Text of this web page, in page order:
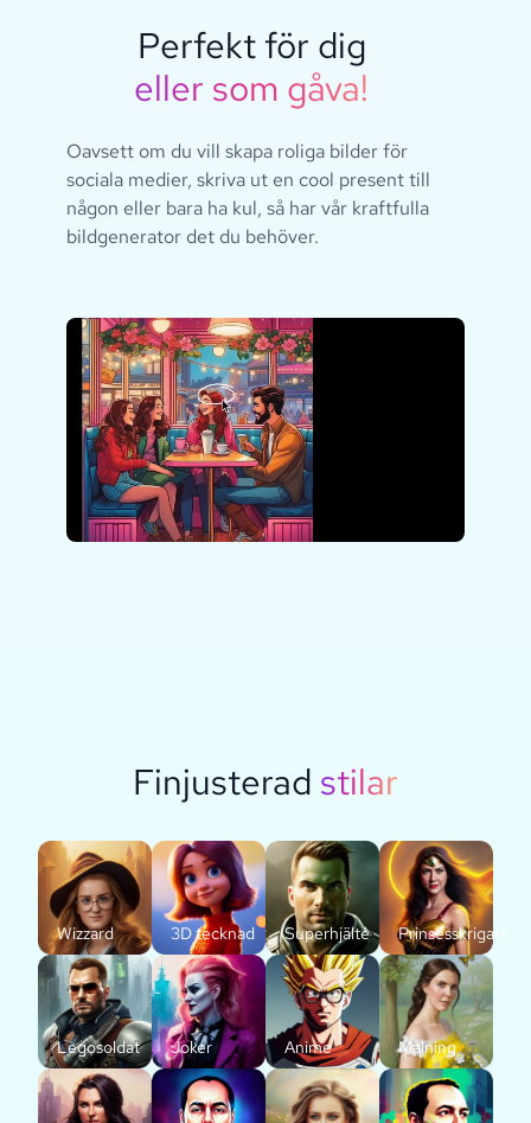
Perfekt för dig
eller som gåva!
Oavsett om du vill skapa roliga bilder för
sociala medier, skriva ut en cool present till
någon eller bara ha kul, så har vår kraftfulla
bildgenerator det du behöver.
Finjusterad stilar
Wizzard 3D tecknad Superhjälte Prinsesskrigare
Legosoldat Joker Anime Målning